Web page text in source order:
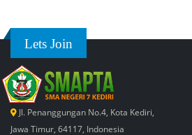
Lets Join
Jl. Penanggungan No.4, Kota Kediri,
Jawa Timur, 64117, Indonesia